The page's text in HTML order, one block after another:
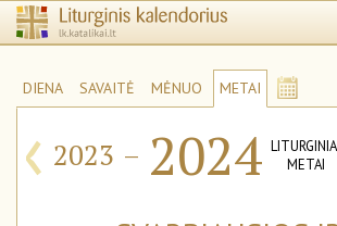
DIENA SAVAITĖ MĖNUO METAI
‹ 2023 – 2024
METAI